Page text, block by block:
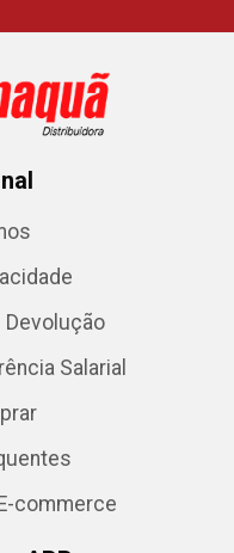
Devolução
Salarial
commerce